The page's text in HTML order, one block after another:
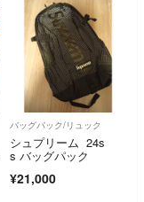
バッグパック/リュック
シュプリーム 24s
s バッグパック
¥21,000